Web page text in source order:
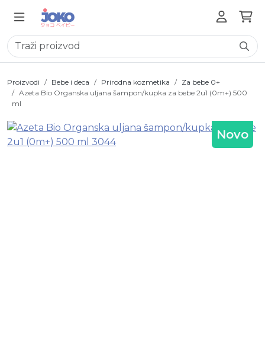
Proizvodi Bebe i deca Prirodna kozmetika
Za bebe 0+
Azeta Bio Organska uljana šampon/kupka za bebe 2u1 (0m+) 500
ml
Novo